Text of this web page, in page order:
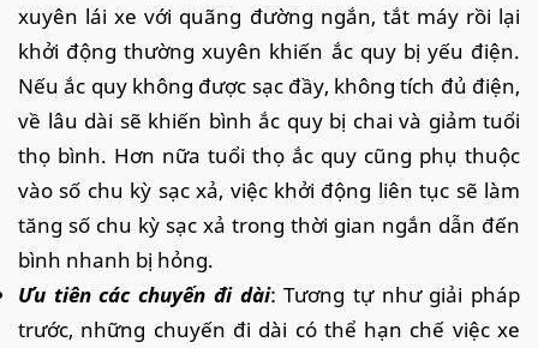
xuyên lái xe với quãng đường ngắn, tắt máy rồi lại
khởi động thường xuyên khiến ắc quy bị yếu điện.
Nếu ắc quy không được sạc đầy, không tích đủ điện,
về lâu dài sẽ khiến bình ắc quy bị chai và giảm tuổi
thọ bình. Hơn nữa tuổi thọ ắc quy cũng phụ thuộc
vào số chu kỳ sạc xả, việc khởi động liên tục sẽ làm
tăng số chu kỳ sạc xả trong thời gian ngắn dẫn đến
bình nhanh bị hỏng.
Ưu tiên các chuyến đi dài: Tương tự như giải pháp
trước, những chuyến đi dài có thể hạn chế việc xe